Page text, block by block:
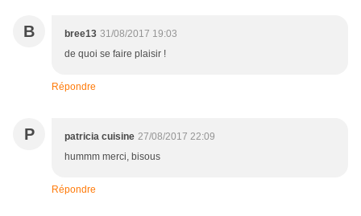
B bree13 31/08/2017 19:03
de quoi se faire plaisir !
Répondre
P patricia cuisine 27/08/2017 22:09
hummm merci, bisous
Répondre